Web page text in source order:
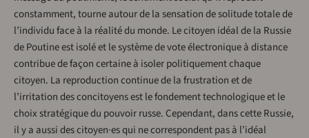
constamment, tourne autour de la sensation de solitude totale de
l’individu face à la réalité du monde. Le citoyen idéal de la Russie
de Poutine est isolé et le système de vote électronique à distance
contribue de façon certaine à isoler politiquement chaque
citoyen. La reproduction continue de la frustration et de
l’irritation des concitoyens est le fondement technologique et le
choix stratégique du pouvoir russe. Cependant, dans cette Russie,
il y a aussi des citoyen·es qui ne correspondent pas à l’idéal